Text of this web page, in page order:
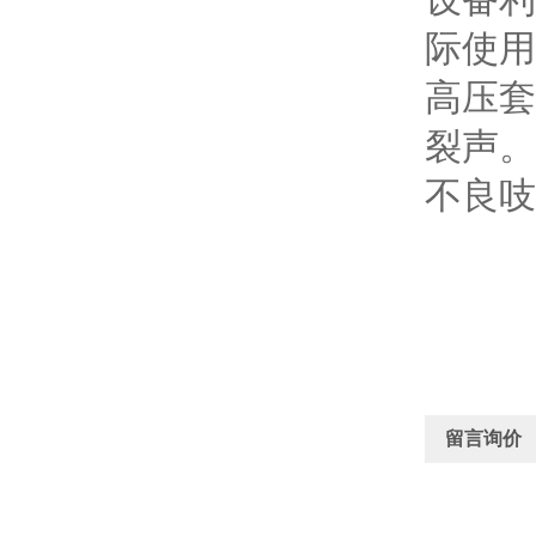
际使
高压
裂声
不良
留言询价